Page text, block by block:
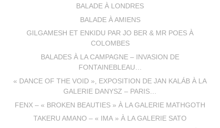
BALADE À LONDRES
BALADE À AMIENS
GILGAMESH ET ENKIDU PAR JO BER & MR POES À
COLOMBES
BALADES À LA CAMPAGNE – INVASION DE
FONTAINEBLEAU…
« DANCE OF THE VOID », EXPOSITION DE JAN KALÁB À LA
GALERIE DANYSZ – PARIS…
FENX – « BROKEN BEAUTIES » À LA GALERIE MATHGOTH
TAKERU AMANO – « IMA » À LA GALERIE SATO